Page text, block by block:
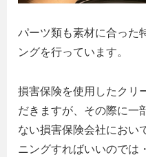
パーツ類も素材に合った
ングを行っています。
損害保険を使用したクリ
だきますが、その際に一
ない損害保険会社におい
ニングすればいいのでは